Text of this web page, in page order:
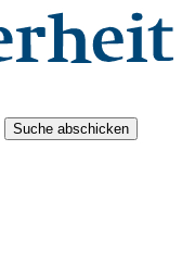
Suche abschicken